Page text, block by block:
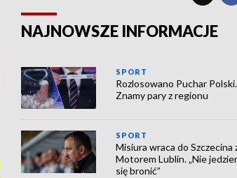
NAJNOWSZE INFORMACJE
SPORT
Rozlosowano Puchar Polski.
Znamy pary z regionu
SPORT
Misiura wraca do Szczecina
Motorem Lublin. „Nie
się bronić”